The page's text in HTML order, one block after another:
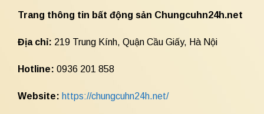
Trang thông tin bất động sản Chungcuhn24h.net
Địa chỉ: 219 Trung Kính, Quận Cầu Giấy, Hà Nội
Hotline: 0936 201 858
Website: https://chungcuhn24h.net/